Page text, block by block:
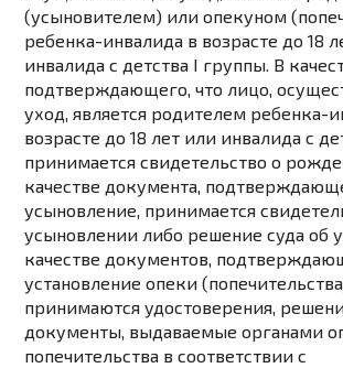
(усыновителем) или опекуном
ребенка-инвалида в возрасте до 18
инвалида с детства I группы. В
подтверждающего, что лицо,
уход, является родителем ребенка-
возрасте до 18 лет или инвалида с
принимается свидетельство о
качестве документа,
усыновление, принимается
усыновлении либо решение суда об
качестве документов,
установление опеки
принимаются удостоверения,
документы, выдаваемые органами
попечительства в соответствии с